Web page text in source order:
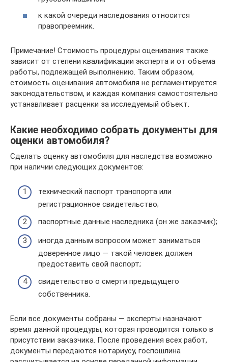
к какой очереди наследования относится
правопреемник.
Примечание! Стоимость процедуры оценивания также
зависит от степени квалификации эксперта и от объема
работы, подлежащей выполнению. Таким образом,
стоимость оценивания автомобиля не регламентируется
законодательством, и каждая компания самостоятельно
устанавливает расценки за исследуемый объект.
Какие необходимо собрать документы для
оценки автомобиля?
Сделать оценку автомобиля для наследства возможно
при наличии следующих документов:
технический паспорт транспорта или
регистрационное свидетельство;
паспортные данные наследника (он же заказчик);
иногда данным вопросом может заниматься
доверенное лицо — такой человек должен
предоставить свой паспорт;
свидетельство о смерти предыдущего
собственника.
Если все документы собраны — эксперты назначают
время данной процедуры, которая проводится только в
присутствии заказчика. После проведения всех работ,
документы передаются нотариусу, госпошлина